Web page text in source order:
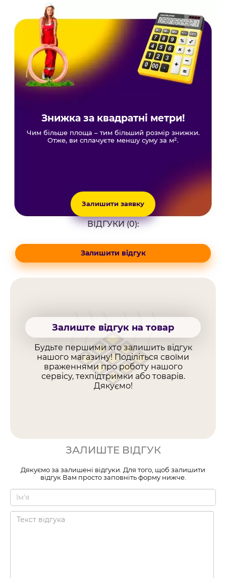
Знижка за квадратні метри!
Чим більше площа – тим більший розмір знижки.
Отже, ви сплачуєте меншу суму за м².
Залишити заявку
ВІДГУКИ (0):
Залишити відгук
Залиште відгук на товар
Будьте першими хто залишить відгук
нашого магазину! Поділіться своїми
враженнями про роботу нашого
сервісу, техпідтримки або товарів.
Дякуємо!
ЗАЛИШТЕ ВІДГУК
Дякуємо за залишені відгуки. Для того, щоб залишити
відгук Вам просто заповніть форму нижче.